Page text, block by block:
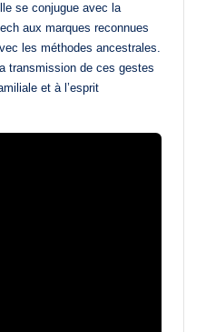
se conjugue avec la
aux marques reconnues
les méthodes ancestrales.
transmission de ces gestes
et à l’esprit